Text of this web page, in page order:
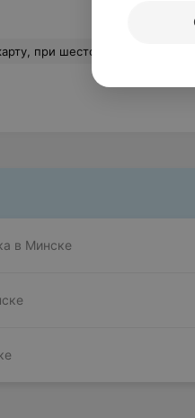
объяснять, что цены у них и так невысокие, потому скидок не будет. Хочу обратить внимание, что расплатиться меня попросили по прейскуранту, никаким акционным предложением я не пользовалась. Вывод: постоянных клиентов не ценят, условия своей официальной
в Минске